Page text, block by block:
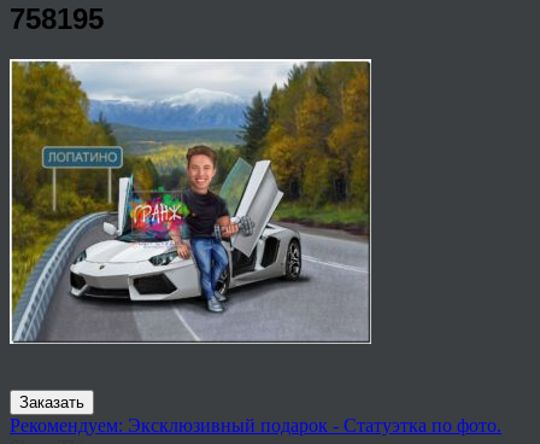
758195
Заказать
Рекомендуем: Эксклюзивный подарок - Статуэтка по фото.